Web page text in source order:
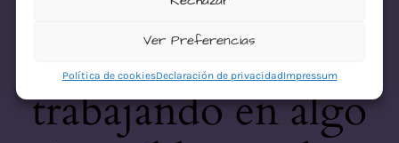
Ver Preferencias
Política de cookiesDeclaración de privacidadImpressum
desastre! Estamos
trabajando en algo